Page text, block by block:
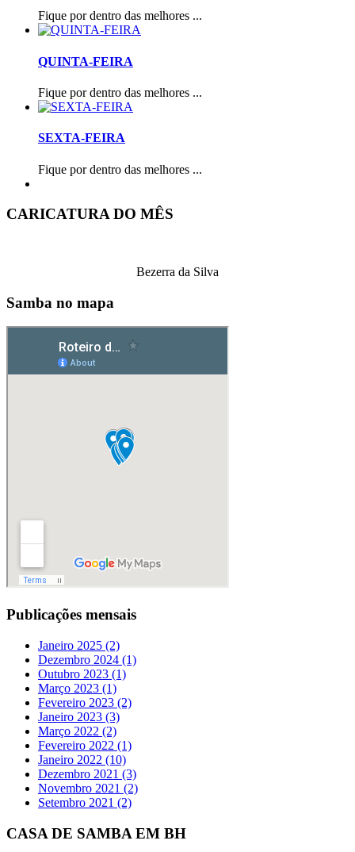
Fique por dentro das melhores ...
QUINTA-FEIRA
Fique por dentro das melhores ...
SEXTA-FEIRA
Fique por dentro das melhores ...
CARICATURA DO MÊS
Bezerra da Silva
Samba no mapa
Publicações mensais
Janeiro 2025 (2)
Dezembro 2024 (1)
Outubro 2023 (1)
Março 2023 (1)
Fevereiro 2023 (2)
Janeiro 2023 (3)
Março 2022 (2)
Fevereiro 2022 (1)
Janeiro 2022 (10)
Dezembro 2021 (3)
Novembro 2021 (2)
Setembro 2021 (2)
CASA DE SAMBA EM BH